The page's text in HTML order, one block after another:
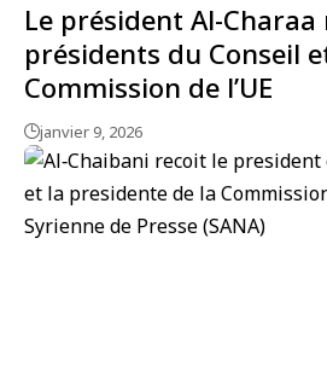
Le président Al-
présidents du Conseil
Commission de l’UE
janvier 9, 2026